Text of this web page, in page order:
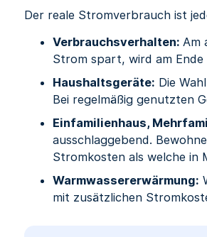
Der reale Stromverbrauch ist
Verbrauchsverhalten:Am
Strom spart, wird am
Haushaltsgeräte: Die
Bei regelmäßig genutzten
Einfamilienhaus,
ausschlaggebend.
Stromkosten als welche in
Warmwassererwärmung:
mit zusätzlichen